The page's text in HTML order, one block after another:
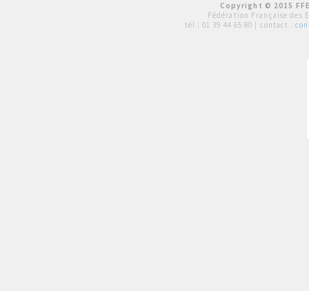
Copyright © 2015
Fédération Française des
tél : 01 39 44 65 80 | contact :